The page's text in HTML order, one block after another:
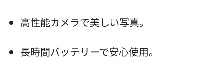
高性能カメラで美しい写真。
長時間バッテリーで安心使用。